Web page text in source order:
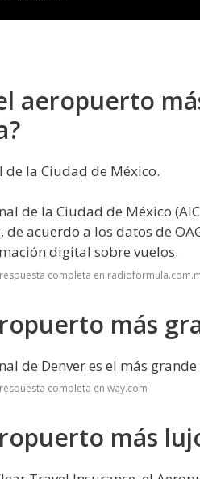
aeropuerto
la Ciudad de México.
de la Ciudad de México
de acuerdo a los datos de
digital sobre vuelos.
completa en
más
de Denver es el más
completa en way.com
más